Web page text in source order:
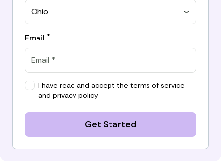
Ohio
Email *
I have read and accept the terms of service
and privacy policy
Get Started